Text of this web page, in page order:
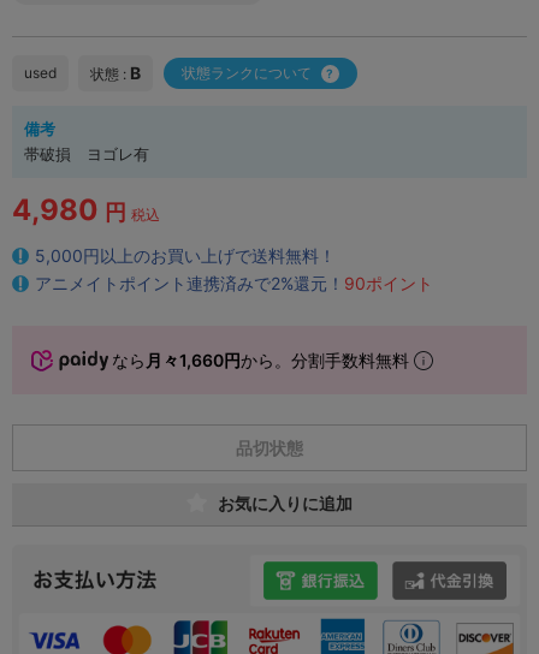
used 状態 : B 状態ランクについて
備考
帯破損 ヨゴレ有
4,980 円 税込
5,000円以上のお買い上げで送料無料！
アニメイトポイント連携済みで2%還元！ 90ポイント
なら 月々1,660円から。分割手数料無料
品切状態
お気に入りに追加